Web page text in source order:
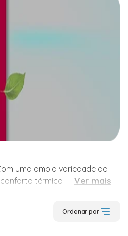
uma ampla variedade de
uma ampla variedade de
térmico para qualquer
Ver mais
Ordenar por